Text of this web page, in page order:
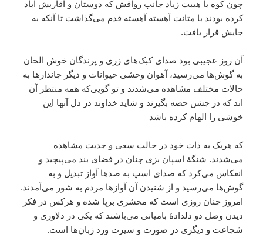
چون کوه با هیبت زیاد جانب رواقش که دوستان و اقاربش آباد
کرده بودند با متانت آهسته آهسته قدم می‌گذاشت تا آنکه به
جایش قرار یافت.
آن روز عجیبی بود صدای کبک‌های زری و پرندگان خوش الحان
به گوش‌ها می‌رسید، آهوان وحشی حیوانات و دیگر جاندارها به
حالات مختلف مشاهده می‌شدند و تو گویی‌که همه منتظر آن
اند که در جشن حصه بگیرند و شاید خداوند در دل آنها این
خوشی را الهام کرده باشد
که هریک به ذات خود در حالت سعی و جدیت مشاهده
می‌شدند. شنگهٔ اسپان بزی چنان در فضای بند می‌پیچید و
انعکاس می‌کرد که صدای اسپ به صدها آواز تبدیل و به
گوش‌ها می‌رسید و از شنیدن آن آوازها مردم به شور می‌آمدند.
امروز چنان روزی است که محشری برپا شده و هرکس در فکر
دیدن وصل دو دلدادۀ بامیانی می‌باشند که یکی در دلاوری و
شجاعت و دیگری در صورت و سیرت ورد زبان‌ها است.